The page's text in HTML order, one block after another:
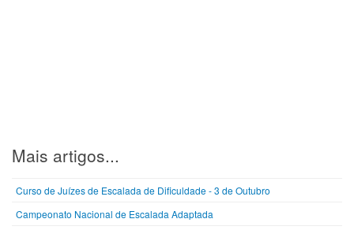
Mais artigos...
Curso de Juízes de Escalada de Dificuldade - 3 de Outubro
Campeonato Nacional de Escalada Adaptada